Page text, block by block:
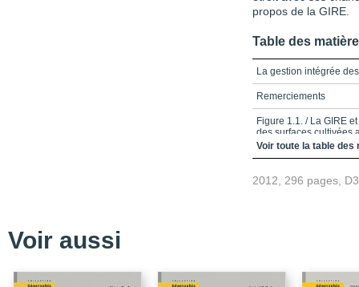
propos de la GIRE.
Table des
La gestion intégrée
Remerciements
Figure 1.1. / La GIRE
des surfaces cultivées
rendements moyens
Voir toute la table des
2012, 296 pages,
Voir aussi